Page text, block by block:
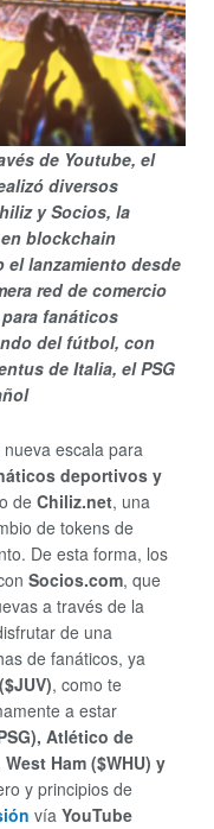
de Youtube, el
diversos
y Socios, la
blockchain
el lanzamiento desde
red de comercio
fanáticos
del fútbol, con
de Italia, el PSG
escala para
deportivos y
de Chiliz.net, una
de tokens de
De esta forma, los
Socios.com, que
a través de la
de una
de fanáticos, ya
, como te
a estar
Atlético de
Ham ($WHU) y
y principios de
vía YouTube